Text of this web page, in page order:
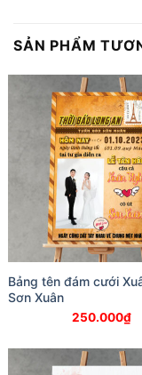
SẢN PHẨM
Bảng tên đám cưới
Sơn Xuân
250.000₫